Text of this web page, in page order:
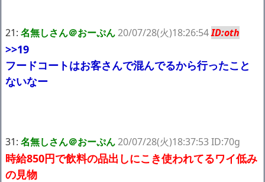
21: 名無しさん＠おーぷん20/07/28(火)18:26:54ID:oth
>>19
フードコートはお客さんで混んでるから行ったこと
ないなー
31: 名無しさん＠おーぷん20/07/28(火)18:37:53 ID:70g
時給850円で飲料の品出しにこき使われてるワイ低み
の見物